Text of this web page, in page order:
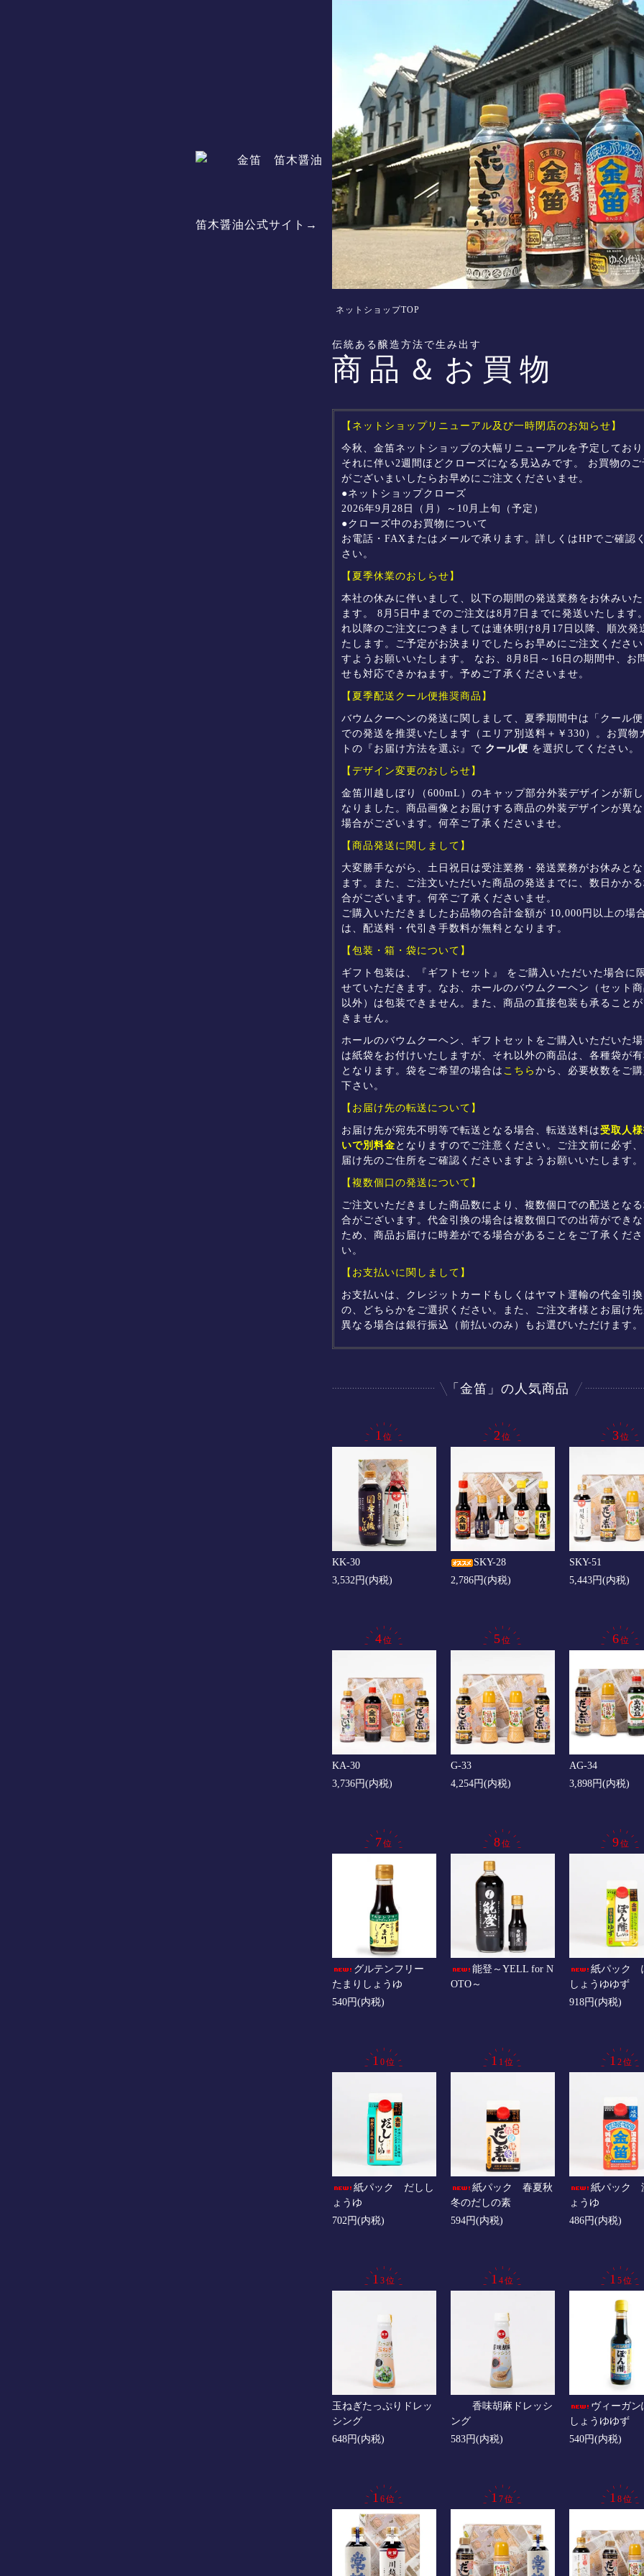
笛木醤油公式サイト→
ネットショップTOP
伝統ある醸造方法で生み出す
商品＆お買物
【ネットショップリニューアル及び一時閉店のお知らせ】
今秋、金笛ネットショップの大幅リニューアルを予定してお
それに伴い2週間ほどクローズになる見込みです。 お買物のご
がございまいしたらお早めにご注文くださいませ。
●ネットショップクローズ
2026年9月28日（月）～10月上旬（予定）
●クローズ中のお買物について
お電話・FAXまたはメールで承ります。詳しくはHPでご確認
さい。
【夏季休業のおしらせ】
本社の休みに伴いまして、以下の期間の発送業務をお休みい
ます。 8月5日中までのご注文は8月7日までに発送いたします
れ以降のご注文につきましては連休明け8月17日以降、順次発
たします。ご予定がお決まりでしたらお早めにご注文くださ
すようお願いいたします。 なお、8月8日～16日の期間中、お
せも対応できかねます。予めご了承くださいませ。
【夏季配送クール便推奨商品】
バウムクーヘンの発送に関しまして、夏季期間中は「クール
での発送を推奨いたします（エリア別送料＋￥330）。お買物
トの『お届け方法を選ぶ』で クール便 を選択してください。
【デザイン変更のおしらせ】
金笛川越しぼり（600mL）のキャップ部分外装デザインが新
なりました。商品画像とお届けする商品の外装デザインが異
場合がございます。何卒ご了承くださいませ。
【商品発送に関しまして】
大変勝手ながら、土日祝日は受注業務・発送業務がお休みと
ます。また、ご注文いただいた商品の発送までに、数日かか
合がございます。何卒ご了承くださいませ。
ご購入いただきましたお品物の合計金額が 10,000円以上の場
は、配送料・代引き手数料が無料となります。
【包装・箱・袋について】
ギフト包装は、『ギフトセット』 をご購入いただいた場合に
せていただきます。なお、ホールのバウムクーヘン（セット
以外）は包装できません。また、商品の直接包装も承ること
きません。
ホールのバウムクーヘン、ギフトセットをご購入いただいた
は紙袋をお付けいたしますが、それ以外の商品は、各種袋が
となります。袋をご希望の場合は こちら から、必要枚数をご
下さい。
【お届け先の転送について】
お届け先が宛先不明等で転送となる場合、転送送料は受取人
いで別料金 となりますのでご注意ください。ご注文前に必ず
届け先のご住所をご確認くださいますようお願いいたします。
【複数個口の発送について】
ご注文いただきました商品数により、複数個口での配送とな
合がございます。代金引換の場合は複数個口での出荷ができ
ため、商品お届けに時差がでる場合があることをご了承くださ
い。
【お支払いに関しまして】
お支払いは、クレジットカードもしくはヤマト運輸の代金引換
の、どちらかをご選択ください。また、ご注文者様とお届け
異なる場合は銀行振込（前払いのみ）もお選びいただけます。
「金笛」の人気商品
KK-30
3,532円(内税)
SKY-28
2,786円(内税)
SKY-51
5,443円(内税)
KA-30
3,736円(内税)
G-33
4,254円(内税)
AG-34
3,898円(内税)
グルテンフリー
たまりしょうゆ
540円(内税)
能登～YELL for N
OTO～
紙パック
しょうゆゆず
918円(内税)
紙パック だしし
ょうゆ
702円(内税)
紙パック 春夏秋
冬のだしの素
594円(内税)
紙パック
ょうゆ
486円(内税)
玉ねぎたっぷりドレッ
シング
648円(内税)
香味胡麻ドレッシ
ング
583円(内税)
ヴィーガン
しょうゆゆず
540円(内税)